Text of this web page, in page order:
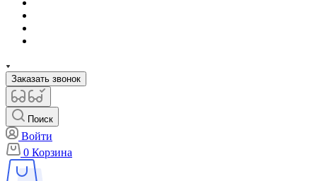
Заказать звонок
Поиск
Войти
0 Корзина